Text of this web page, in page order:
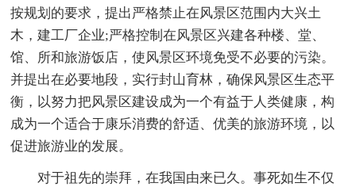
按规划的要求，提出严格禁止在风景区范围内大兴土
木，建工厂企业;严格控制在风景区兴建各种楼、堂、
馆、所和旅游饭店，使风景区环境免受不必要的污染。
并提出在必要地段，实行封山育林，确保风景区生态平
衡，以努力把风景区建设成为一个有益于人类健康，构
成为一个适合于康乐消费的舒适、优美的旅游环境，以
促进旅游业的发展。
对于祖先的崇拜，在我国由来已久。事死如生不仅